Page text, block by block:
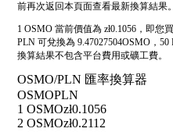
前再次返回本頁面查看最新換算結果。
1 OSMO 當前價值為 zł0.1056，即您
PLN 可兌換為 9.47027504OSMO，
換算結果不包含平台費用或礦工費。
OSMO/PLN 匯率換算器
OSMOPLN
1 OSMOzł0.1056
2 OSMOzł0.2112